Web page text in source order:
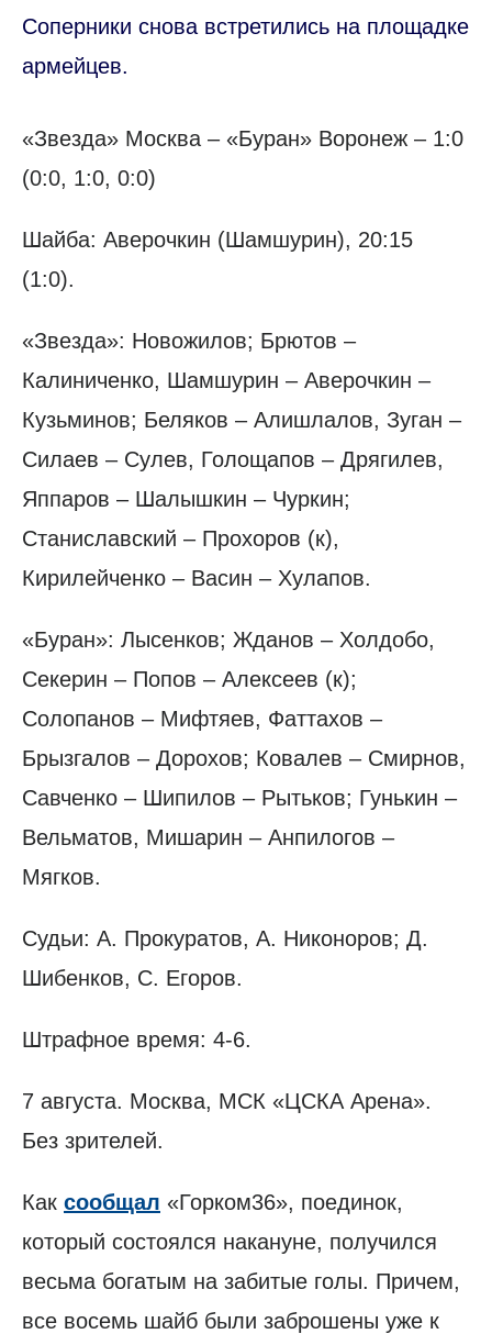
Соперники снова встретились на площадке
армейцев.
«Звезда» Москва – «Буран» Воронеж – 1:0
(0:0, 1:0, 0:0)
Шайба: Аверочкин (Шамшурин), 20:15
(1:0).
«Звезда»: Новожилов; Брютов –
Калиниченко, Шамшурин – Аверочкин –
Кузьминов; Беляков – Алишлалов, Зуган –
Силаев – Сулев, Голощапов – Дрягилев,
Яппаров – Шалышкин – Чуркин;
Станиславский – Прохоров (к),
Кирилейченко – Васин – Хулапов.
«Буран»: Лысенков; Жданов – Холдобо,
Секерин – Попов – Алексеев (к);
Солопанов – Мифтяев, Фаттахов –
Брызгалов – Дорохов; Ковалев – Смирнов,
Савченко – Шипилов – Рытьков; Гунькин –
Вельматов, Мишарин – Анпилогов –
Мягков.
Судьи: А. Прокуратов, А. Никоноров; Д.
Шибенков, С. Егоров.
Штрафное время: 4-6.
7 августа. Москва, МСК «ЦСКА Арена».
Без зрителей.
Как сообщал «Горком36», поединок,
который состоялся накануне, получился
весьма богатым на забитые голы. Причем,
все восемь шайб были заброшены уже к